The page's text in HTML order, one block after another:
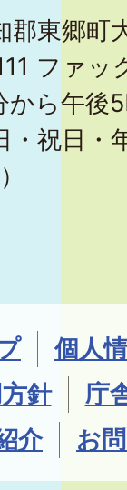
東郷町
ファ
から午後
・祝日・
個人
針
庁
介
お